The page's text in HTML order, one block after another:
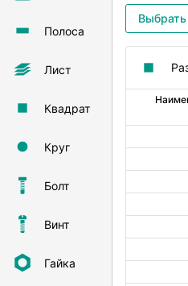
Полоса
Лист
Квадрат
Круг
Болт
Винт
Гайка